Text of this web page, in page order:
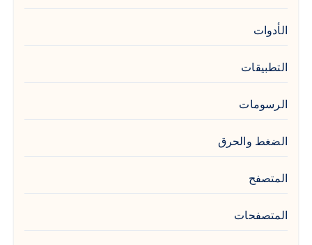
الأدوات
التطبيقات
الرسومات
الضغط والحرق
المتصفح
المتصفحات